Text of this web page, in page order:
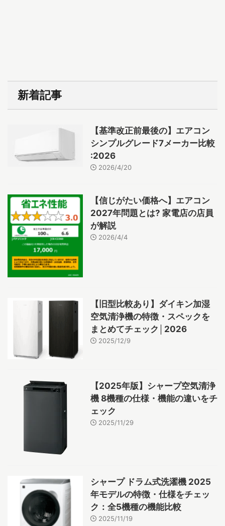
新着記事
【基準改正前最後の】エアコン
シンプルグレード7メーカー比較
:2026
2026/4/20
【信じがたい価格へ】エアコン
2027年問題とは? 家電店の店員
が解説
2026/4/4
【旧型比較あり】ダイキン加湿
空気清浄機の特徴・スペックを
まとめてチェック│2026
2025/12/9
【2025年版】シャープ空気清浄
機 8機種の仕様・機能の違いをチ
ェック
2025/11/29
シャープ ドラム式洗濯機 2025
年モデルの特徴・仕様をチェッ
ク：全5機種の機能比較
2025/11/19